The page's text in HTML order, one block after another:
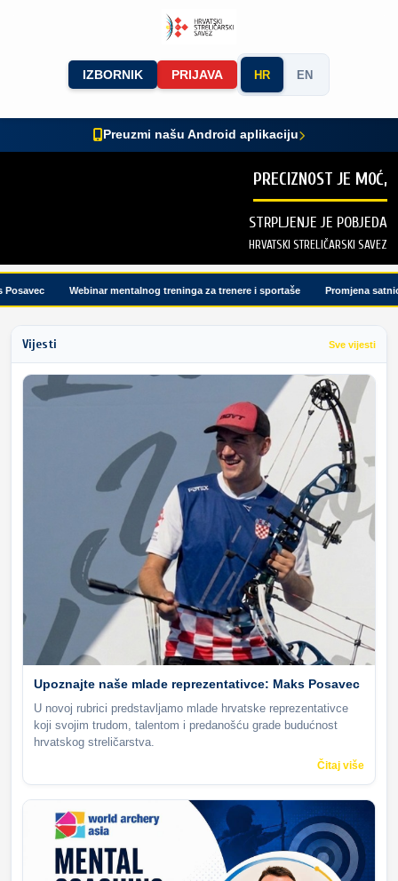
IZBORNIK PRIJAVA HR EN
Preuzmi našu Android aplikaciju
PRECIZNOST JE MOĆ,
STRPLJENJE JE POBJEDA
HRVATSKI STRELIČARSKI SAVEZ
Webinar mentalnog treninga za trenere i sportaše Promjena
Vijesti Sve vijesti
Upoznajte naše mlade reprezentativce: Maks Posavec
U novoj rubrici predstavljamo mlade hrvatske reprezentativce
koji svojim trudom, talentom i predanošću grade budućnost
hrvatskog streličarstva.
Čitaj više